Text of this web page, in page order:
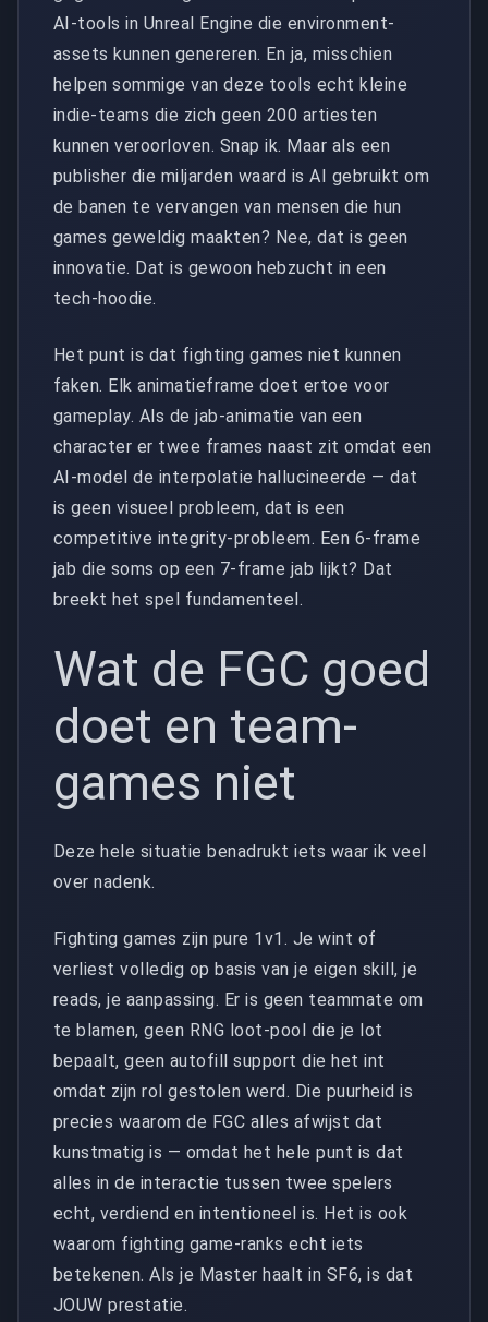
AI-tools in Unreal Engine die environment-
assets kunnen genereren. En ja, misschien
helpen sommige van deze tools echt kleine
indie-teams die zich geen 200 artiesten
kunnen veroorloven. Snap ik. Maar als een
publisher die miljarden waard is AI gebruikt om
de banen te vervangen van mensen die hun
games geweldig maakten? Nee, dat is geen
innovatie. Dat is gewoon hebzucht in een
tech-hoodie.
Het punt is dat fighting games niet kunnen
faken. Elk animatieframe doet ertoe voor
gameplay. Als de jab-animatie van een
character er twee frames naast zit omdat een
AI-model de interpolatie hallucineerde — dat
is geen visueel probleem, dat is een
competitive integrity-probleem. Een 6-frame
jab die soms op een 7-frame jab lijkt? Dat
breekt het spel fundamenteel.
Wat de FGC goed
doet en team-
games niet
Deze hele situatie benadrukt iets waar ik veel
over nadenk.
Fighting games zijn pure 1v1. Je wint of
verliest volledig op basis van je eigen skill, je
reads, je aanpassing. Er is geen teammate om
te blamen, geen RNG loot-pool die je lot
bepaalt, geen autofill support die het int
omdat zijn rol gestolen werd. Die puurheid is
precies waarom de FGC alles afwijst dat
kunstmatig is — omdat het hele punt is dat
alles in de interactie tussen twee spelers
echt, verdiend en intentioneel is. Het is ook
waarom fighting game-ranks echt iets
betekenen. Als je Master haalt in SF6, is dat
JOUW prestatie.